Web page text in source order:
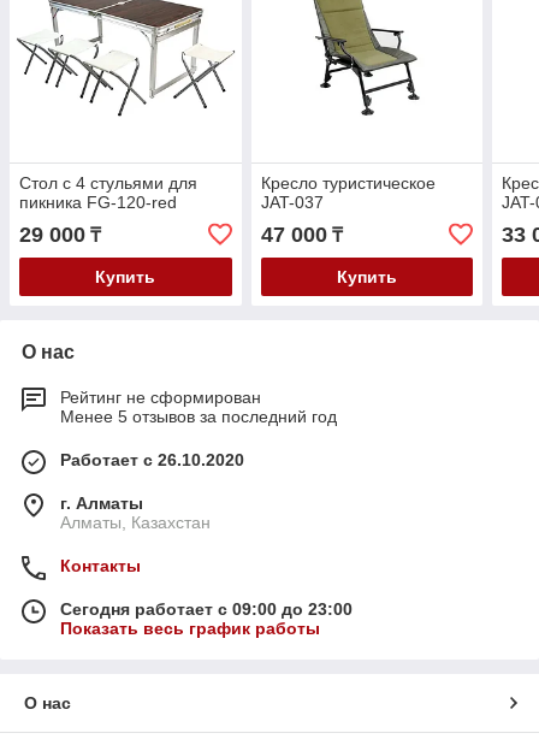
Стол с 4 стульями для
пикника FG-120-red
29 000 ₸
Купить
Кресло туристическое
JAT-037
47 000₸
Купить
33
О нас
Рейтинг не сформирован
Менее 5 отзывов за последний год
Работает с 26.10.2020
г. Алматы
Алматы, Казахстан
Контакты
Сегодня работает с 09:00 до 23:00
Показать весь график работы
О нас